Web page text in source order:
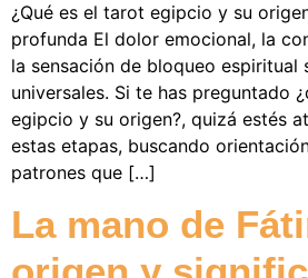
¿Qué es el tarot egipcio y su
profunda El dolor emocional, la
la sensación de bloqueo espiritual
universales. Si te has preguntado
egipcio y su origen?, quizá estés
estas etapas, buscando
patrones que […]
La mano de